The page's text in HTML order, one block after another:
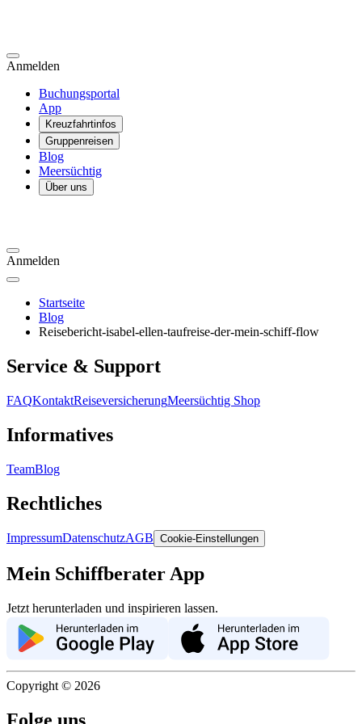
Anmelden
Buchungsportal
App
Kreuzfahrtinfos
Gruppenreisen
Blog
Meersüchtig
Über uns
Anmelden
Startseite
Blog
Reisebericht-isabel-ellen-taufreise-der-mein-schiff-flow
Service & Support
FAQKontaktReiseversicherungMeersüchtig Shop
Informatives
TeamBlog
Rechtliches
ImpressumDatenschutzAGB Cookie-Einstellungen
Mein Schiffberater App
Jetzt herunterladen und inspirieren lassen.
Copyright © 2026